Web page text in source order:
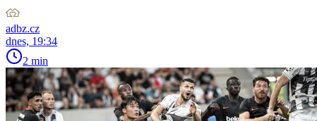
adbz.cz
dnes, 19:34
2 min